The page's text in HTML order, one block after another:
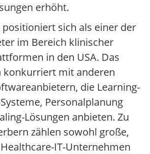
erhöht.
sich als einer der
im Bereich klinischer
in den USA. Das
konkurriert mit anderen
die Learning-
Personalplanung
Lösungen anbieten. Zu
zählen sowohl große,
IT-Unternehmen